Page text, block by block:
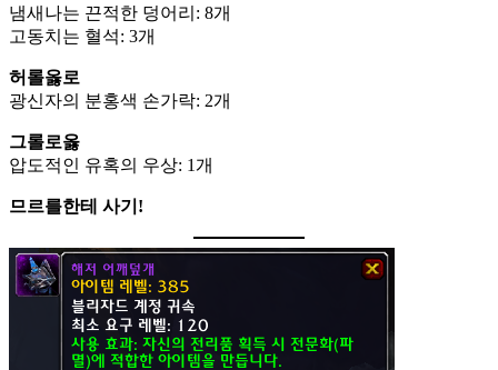
냄새나는 끈적한 덩어리: 8개
고동치는 혈석: 3개
허롤옳로
광신자의 분홍색 손가락: 2개
그롤로옳
압도적인 유혹의 우상: 1개
므르를한테 사기!